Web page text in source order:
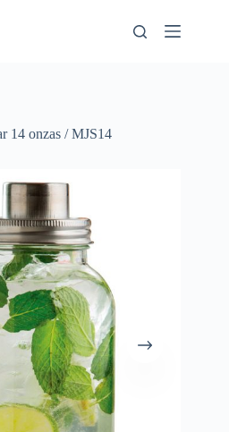
14 onzas / MJS14